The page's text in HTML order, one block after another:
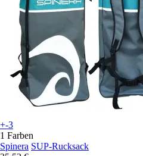
+-3
1 Farben
Spinera SUP-Rucksack